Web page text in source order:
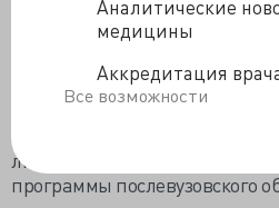
Аналитические
медицины
Аккредитация
Все возможности
С 2016 года вводится
работников с внедрением
допуска. К примеру, в
аппендэктомии, для
операций необходимо пройти
лист допуска. Для чего будут
программы послевузовского